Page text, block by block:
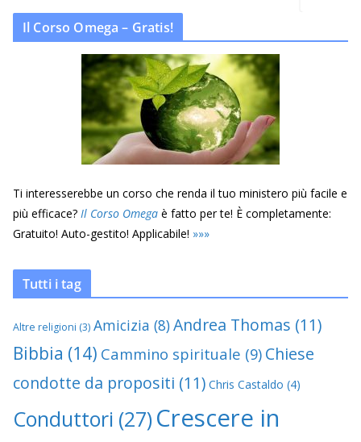
Il Corso Omega – Gratis!
Ti interesserebbe un corso che renda il tuo ministero più facile e
più efficace? Il Corso Omega è fatto per te! È completamente:
Gratuito! Auto-gestito! Applicabile! »»»
Tutti i tag
Altre religioni (3) Amicizia (8)Andrea Thomas (11)
Bibbia (14) Cammino spirituale (9) Chiese
condotte da propositi (11) Chris Castaldo (4)
Conduttori (27) Crescere in